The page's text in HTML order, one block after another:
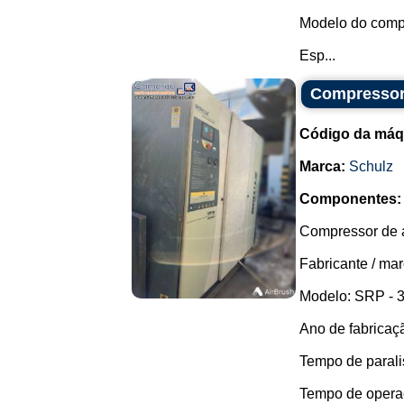
Modelo do
Esp...
Código da
Marca: Schulz
Componentes:
Compressor de
Fabricante /
Modelo: SRP -
Ano de
Tempo de
Tempo de